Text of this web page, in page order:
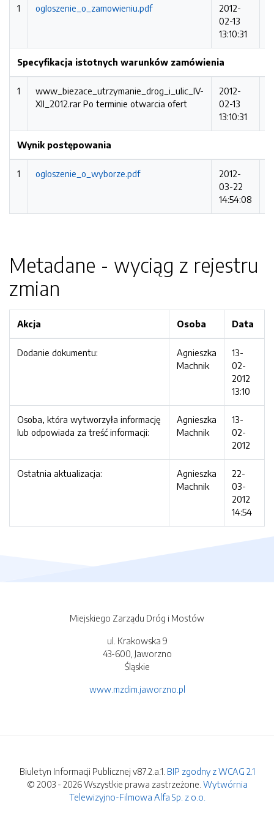
1 ogloszenie_o_zamowieniu.pdf
2012-
02-13
13:10:31
Specyfikacja istotnych warunków zamówienia
1
www_biezace_utrzymanie_drog_i_ulic_IV-
XII_2012.rar Po terminie otwarcia ofert
2012-
02-13
13:10:31
Wynik postępowania
1 ogloszenie_o_wyborze.pdf
2012-
03-22
14:54:08
Metadane - wyciąg z rejestru
zmian
Akcja Osoba Data
Dodanie dokumentu:
Agnieszka
Machnik
13-
02-
2012
13:10
Osoba, która wytworzyła informację
lub odpowiada za treść informacji:
Agnieszka
Machnik
13-
02-
2012
Ostatnia aktualizacja:
Agnieszka
Machnik
22-
03-
2012
14:54
Miejskiego Zarządu Dróg i Mostów
ul. Krakowska 9
43-600, Jaworzno
Śląskie
www.mzdim.jaworzno.pl
Biuletyn Informacji Publicznej v87.2.a.1. BIP zgodny z WCAG 2.1
© 2003 - 2026 Wszystkie prawa zastrzeżone. Wytwórnia
Telewizyjno-Filmowa Alfa Sp. z o.o.